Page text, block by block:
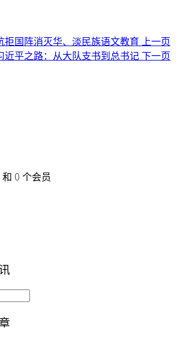
拒国阵消灭华、淡民族语文教育 上一页
近平之路：从大队支书到总书记下一页
0 个会员